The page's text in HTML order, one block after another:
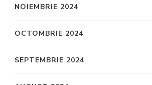
NOIEMBRIE 2024
OCTOMBRIE 2024
SEPTEMBRIE 2024